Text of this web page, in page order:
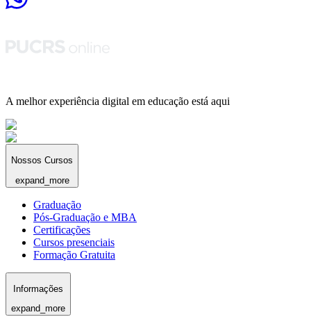
A melhor experiência digital em educação está aqui
Nossos Cursos
expand_more
Graduação
Pós-Graduação e MBA
Certificações
Cursos presenciais
Formação Gratuita
Informações
expand_more